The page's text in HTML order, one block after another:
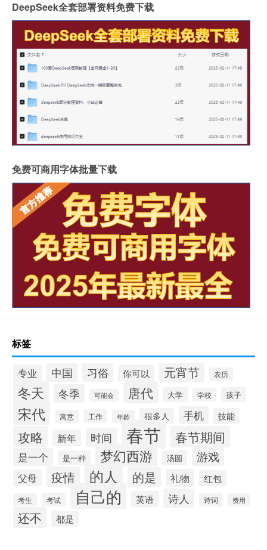
DeepSeek全套部署资料免费下载
免费可商用字体批量下载
标签
专业 中国 习俗 你可以 元宵节 农历
冬天 冬季 可能会 唐代 大学 学校 孩子
宋代 寓意 工作 年龄 很多人 手机 技能
攻略 新年 时间 春节 春节期间
是一个 是一种 梦幻西游 汤圆 游戏
父母 疫情 的人 的是 礼物 红包
考生 考试 自己的 英语 诗人 诗词 费用
还不 都是